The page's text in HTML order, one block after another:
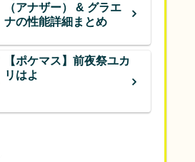
（アナザー） & グラエ
ナの性能詳細まとめ
【ポケマス】前夜祭ユカ
リはよ